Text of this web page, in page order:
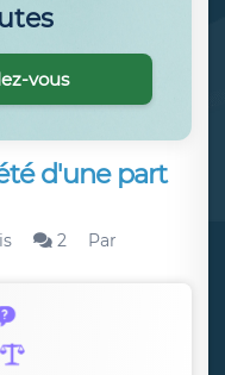
d'une part
2
Par
vous